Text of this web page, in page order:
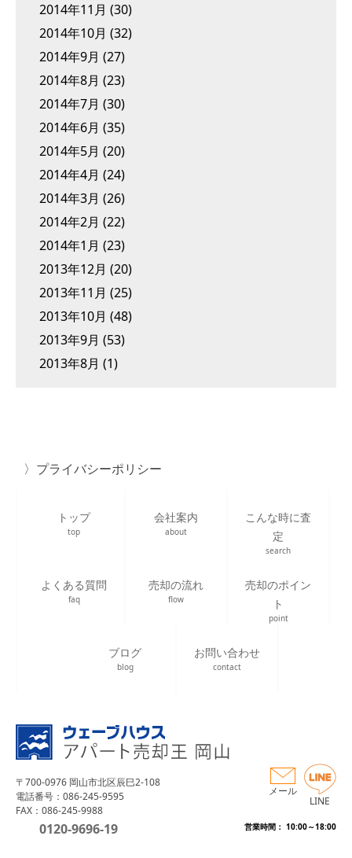
2014年11月 (30)
2014年10月 (32)
2014年9月 (27)
2014年8月 (23)
2014年7月 (30)
2014年6月 (35)
2014年5月 (20)
2014年4月 (24)
2014年3月 (26)
2014年2月 (22)
2014年1月 (23)
2013年12月 (20)
2013年11月 (25)
2013年10月 (48)
2013年9月 (53)
2013年8月 (1)
プライバシーポリシー
トップ
top
会社案内
about
こんな時に査
定
search
よくある質問
faq
売却の流れ
flow
売却のポイン
ト
point
ブログ
blog
お問い合わせ
contact
〒700-0976 岡山市北区辰巳2-108
電話番号：086-245-9595
FAX：086-245-9988
0120-9696-19 営業時間： 10:00～18:00
メール
LINE